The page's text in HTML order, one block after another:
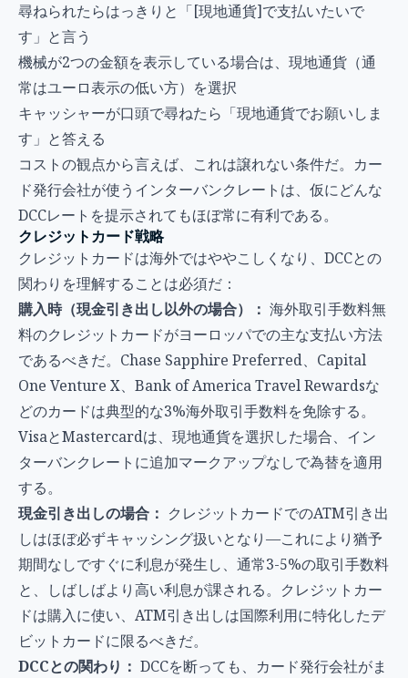
尋ねられたらはっきりと「[現地通貨]で支払いたいで
す」と言う
機械が2つの金額を表示している場合は、現地通貨（通
常はユーロ表示の低い方）を選択
キャッシャーが口頭で尋ねたら「現地通貨でお願いしま
す」と答える
コストの観点から言えば、これは譲れない条件だ。カー
ド発行会社が使うインターバンクレートは、仮にどんな
DCCレートを提示されてもほぼ常に有利である。
クレジットカード戦略
クレジットカードは海外ではややこしくなり、DCCとの
関わりを理解することは必須だ：
購入時（現金引き出し以外の場合）： 海外取引手数料無
料のクレジットカードがヨーロッパでの主な支払い方法
であるべきだ。Chase Sapphire Preferred、Capital
One Venture X、Bank of America Travel Rewardsな
どのカードは典型的な3%海外取引手数料を免除する。
VisaとMastercardは、現地通貨を選択した場合、イン
ターバンクレートに追加マークアップなしで為替を適用
する。
現金引き出しの場合： クレジットカードでのATM引き出
しはほぼ必ずキャッシング扱いとなり—これにより猶予
期間なしですぐに利息が発生し、通常3-5%の取引手数料
と、しばしばより高い利息が課される。クレジットカー
ドは購入に使い、ATM引き出しは国際利用に特化したデ
ビットカードに限るべきだ。
DCCとの関わり： DCCを断っても、カード発行会社がま